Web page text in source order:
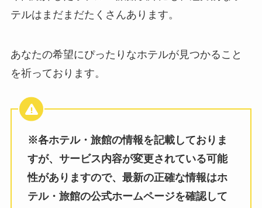
テルはまだまだたくさんあります。
あなたの希望にぴったりなホテルが見つかること
を祈っております。
※各ホテル・旅館の情報を記載しておりま
すが、サービス内容が変更されている可能
性がありますので、最新の正確な情報はホ
テル・旅館の公式ホームページを確認して